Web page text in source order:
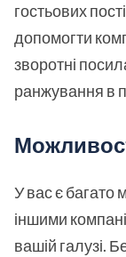
гостьових
допомогти
зворотні
ранжування в
У вас є багато
іншими
вашій галузі.